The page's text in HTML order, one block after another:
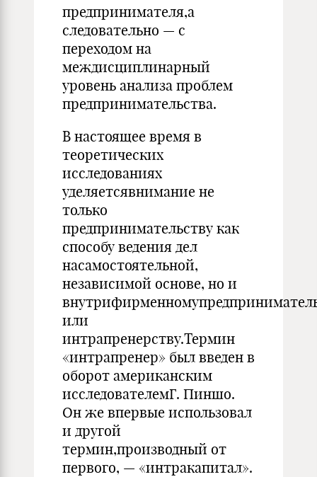
предпринимателя,а
следовательно — с
переходом на
междисциплинарный
уровень анализа проблем
предпринимательства.
В настоящее время в
теоретических
исследованиях
уделяетсявнимание не
только
предпринимательству как
способу ведения дел
насамостоятельной,
независимой основе, но и
или
интрапренерству.Термин
«интрапренер» был введен в
оборот американским
исследователемГ. Пиншо.
Он же впервые использовал
и другой
термин,производный от
первого, — «интракапитал».